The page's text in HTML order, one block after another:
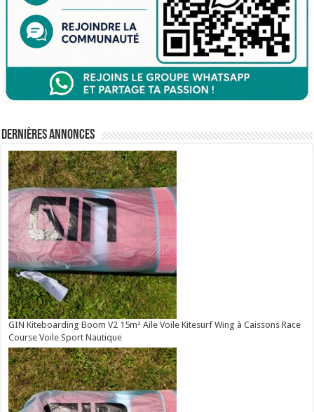
Dernières annonces
GIN Kiteboarding Boom V2 15m² Aile Voile Kitesurf Wing à Caissons Race
Course Voile Sport Nautique